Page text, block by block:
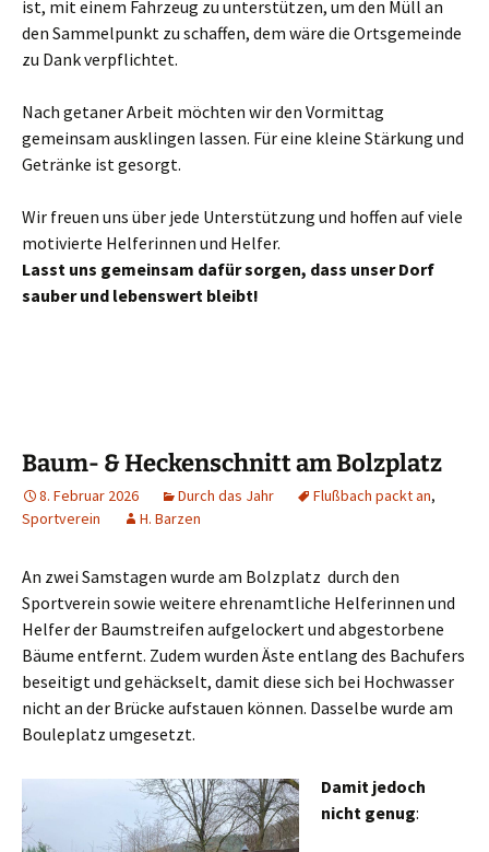
ist, mit einem Fahrzeug zu unterstützen, um den Müll an
den Sammelpunkt zu schaffen, dem wäre die Ortsgemeinde
zu Dank verpflichtet.
Nach getaner Arbeit möchten wir den Vormittag
gemeinsam ausklingen lassen. Für eine kleine Stärkung und
Getränke ist gesorgt.
Wir freuen uns über jede Unterstützung und hoffen auf viele
motivierte Helferinnen und Helfer.
Lasst uns gemeinsam dafür sorgen, dass unser Dorf
sauber und lebenswert bleibt!
Baum- & Heckenschnitt am Bolzplatz
8. Februar 2026 Durch das Jahr Flußbach packt an,
Sportverein
H. Barzen
An zwei Samstagen wurde am Bolzplatz durch den
Sportverein sowie weitere ehrenamtliche Helferinnen und
Helfer der Baumstreifen aufgelockert und abgestorbene
Bäume entfernt. Zudem wurden Äste entlang des Bachufers
beseitigt und gehäckselt, damit diese sich bei Hochwasser
nicht an der Brücke aufstauen können. Dasselbe wurde am
Bouleplatz umgesetzt.
Damit jedoch
nicht genug: